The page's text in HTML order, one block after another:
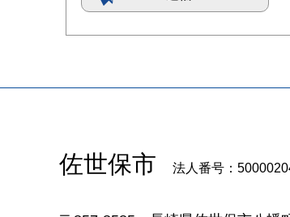
佐世保市 法人番号：